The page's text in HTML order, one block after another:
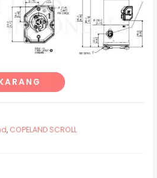
, COPELAND SCROLL